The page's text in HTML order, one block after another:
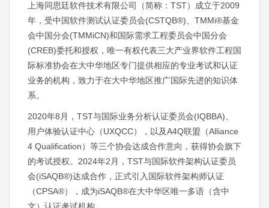
上海同思廷软件技术有限公司（简称：TST）成立于2009
年，受中国软件测试认证委员会(CSTQB®)、TMMi®基金
会中国分会(TMMiCN)和国际需求工程委员会中国分会
(CREB)委托和授权，唯一有权代表三大产业界软件工程国
际标准协会在大中华地区专门提供相应的专业考试和认证
业务的机构，致力于在大中华地区推广国际先进的知识体
系。
2020年8月，TST与国际业务分析认证委员会(IQBBA)、
用户体验认证中心（UXQCC），以及A4Q联盟（Alliance
4 Qualification）等三个协会达成合作意向，获得协会旗下
的考试授权。2024年2月，TST与国际软件架构认证委员
会(iSAQB®)达成合作，正式引入国际软件架构师认证
（CPSA®），成为iSAQB®在大中华区唯一多语（含中